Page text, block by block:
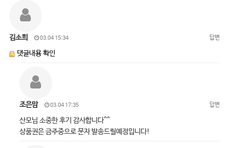
김소희 03.04 15:34 답변
댓글내용 확인
조은맘 03.04 17:35 답변
산모님 소중한 후기 감사합니다^^
상품권은 금주중으로 문자 발송드릴예정입니다!